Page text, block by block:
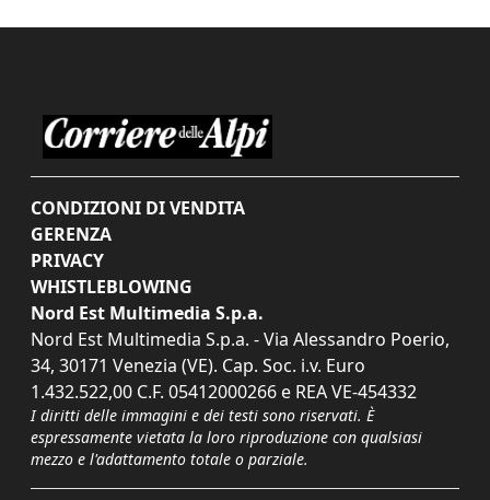
CONDIZIONI DI VENDITA
GERENZA
PRIVACY
WHISTLEBLOWING
Nord Est Multimedia S.p.a.
Nord Est Multimedia S.p.a. - Via Alessandro Poerio,
34, 30171 Venezia (VE). Cap. Soc. i.v. Euro
1.432.522,00 C.F. 05412000266 e REA VE-454332
I diritti delle immagini e dei testi sono riservati. È
espressamente vietata la loro riproduzione con qualsiasi
mezzo e l'adattamento totale o parziale.